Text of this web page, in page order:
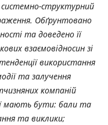
струк­турний
Обґрунтовано
та доведено її
взаємовідносин зі
використання
та залучення
компаній
мають бути: бали та
та виклики;